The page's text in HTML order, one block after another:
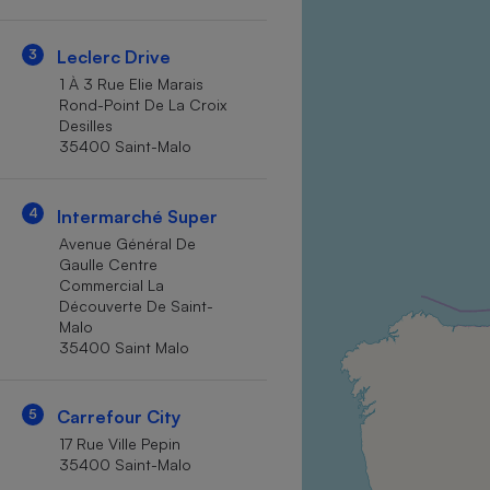
3 Leclerc Drive
1 À 3 Rue Elie Marais
Rond-Point De La Croix
Desilles
35400 Saint-Malo
4 Intermarché Super
Avenue Général De
Gaulle Centre
Commercial La
Découverte De Saint-
Malo
35400 Saint Malo
5 Carrefour City
17 Rue Ville Pepin
35400 Saint-Malo
Lave-linge
Téléviseur
Antimoustique